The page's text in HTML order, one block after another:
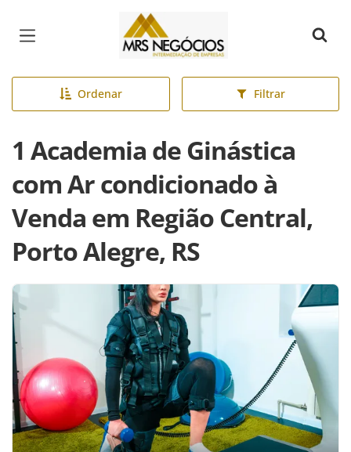
Página inicial
Ordenar Filtrar
1 Academia de Ginástica
com Ar condicionado à
Venda em Região Central,
Porto Alegre, RS